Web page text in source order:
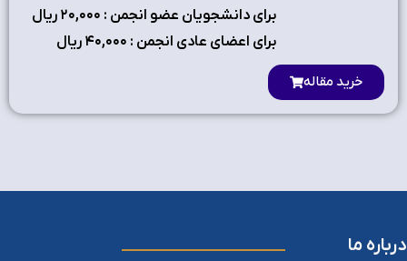
برای دانشجویان عضو انجمن : ۲٠,٠٠٠ ریال
برای اعضای عادی انجمن : ۴٠,٠٠٠ ریال
خرید مقاله
درباره ما